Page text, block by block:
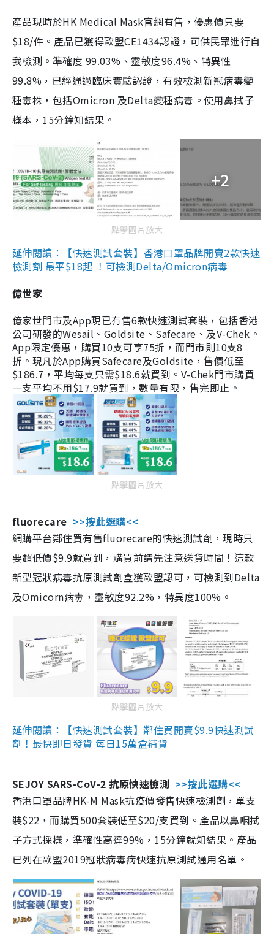
產品現時於HK Medical Mask官網有售，優惠價只要
$18/件。產品已獲得歐盟CE1434認證，可供民眾進行自
我檢測。準確度 99.03%、靈敏度96.4%、特異性
99.8%，已經通過臨床實驗認證，有效檢測新冠病毒變
種毒株，包括Omicron 及Delta變種病毒。使用鼻拭子
樣本，15分鐘知結果。
+2
點擊圖片放大
延伸閱讀：【快速測試套裝】香港口罩品牌開賣2款快速
檢測劑 最平$18起 ！可檢測Delta/Omicron病毒
億世家
億家世門市及App現已有售6款快速測試套裝，包括香港
公司研發的Wesail、Goldsite、Safecare、及V-Chek。
App限定優惠，購買10支可享75折，而門市則10支8
折。現凡於App購買Safecare及Goldsite，售價低至
$186.7，平均每支只需$18.6就買到。V-Chek門市購買
一支平均不用$17.9就買到，數量有限，售完即止。
點擊圖片放大
fluorecare >>按此選購<<
網購平台鄰住買有售fluorecare的快速測試劑，現時只
要超低價$9.9就買到，購買前請先注意送貨時間！這款
新型冠狀病毒抗原測試劑盒獲歐盟認可，可檢測到Delta
及Omicorn病毒，靈敏度92.2%，特異度100%。
點擊圖片放大
延伸閱讀：【快速測試套裝】鄰住買開賣$9.9快速測試
劑！最快即日發貨 每日15萬盒補貨
SEJOY SARS-CoV-2 抗原快速檢測 >>按此選購<<
香港口罩品牌HK-M Mask抗疫價發售快速檢測劑，單支
裝$22，而購買500套裝低至$20/支買到。產品以鼻咽拭
子方式採樣，準確性高達99%，15分鐘就知結果。產品
已列在歐盟2019冠狀病毒病快速抗原測試通用名單。